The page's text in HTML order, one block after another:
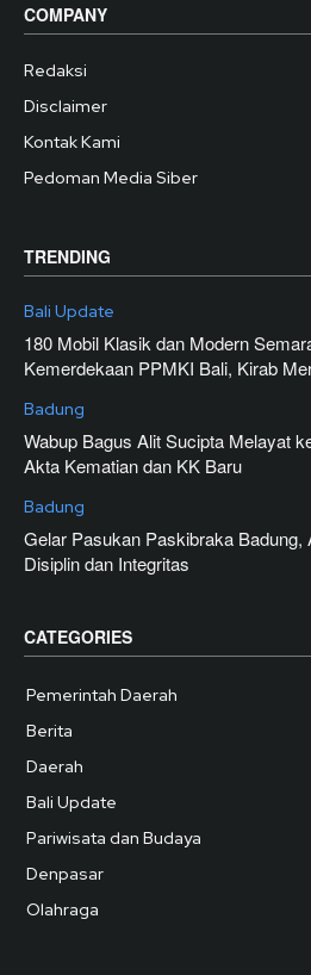
COMPANY
Redaksi
Disclaimer
Kontak Kami
Pedoman Media Siber
TRENDING
Bali Update
180 Mobil Klasik dan Modern
Kemerdekaan PPMKI Bali, Kirab
Badung
Wabup Bagus Alit Sucipta Melayat
Akta Kematian dan KK Baru
Badung
Gelar Pasukan Paskibraka Badung,
Disiplin dan Integritas
CATEGORIES
Pemerintah Daerah
Berita
Daerah
Bali Update
Pariwisata dan Budaya
Denpasar
Olahraga